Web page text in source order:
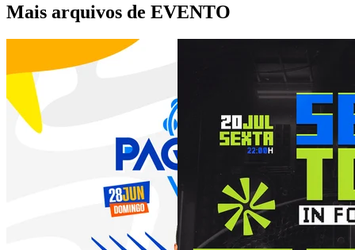
Mais arquivos de EVENTO